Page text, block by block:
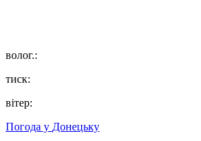
волог.:
тиск:
вітер:
Погода у Донецьку